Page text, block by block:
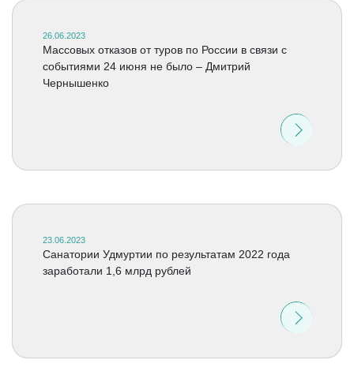
26.06.2023
Массовых отказов от туров по России в связи с
событиями 24 июня не было – Дмитрий
Чернышенко
23.06.2023
Санатории Удмуртии по результатам 2022 года
заработали 1,6 млрд рублей